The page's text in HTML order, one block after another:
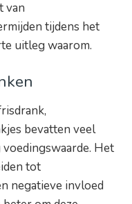
van
tijdens het
uitleg waarom.
bevatten veel
Het
tot
negatieve invloed